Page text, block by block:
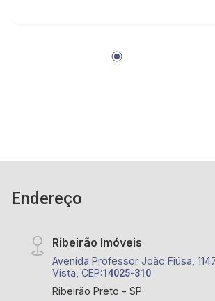
Imóveis - sede na Av. Professor
Endereço
Ribeirão Imóveis
Avenida Professor João Fiúsa,
Vista, CEP:14025-310
Ribeirão Preto - SP